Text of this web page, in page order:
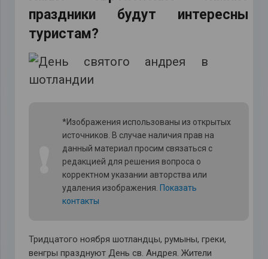
праздники будут интересны
туристам?
*Изображения использованы из открытых
источников. В случае наличия прав на
данный материал просим связаться с
редакцией для решения вопроса о
корректном указании авторства или
удаления изображения. Показать
контакты
Тридцатого ноября шотландцы, румыны, греки,
венгры празднуют День св. Андрея. Жители